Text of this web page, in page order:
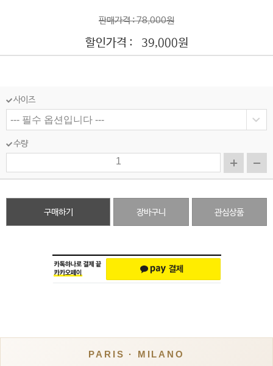
판매가격 : 78,000원
할인가격 : 39,000원
사이즈
수량
구매하기 장바구니 관심상품
PARIS · MILANO